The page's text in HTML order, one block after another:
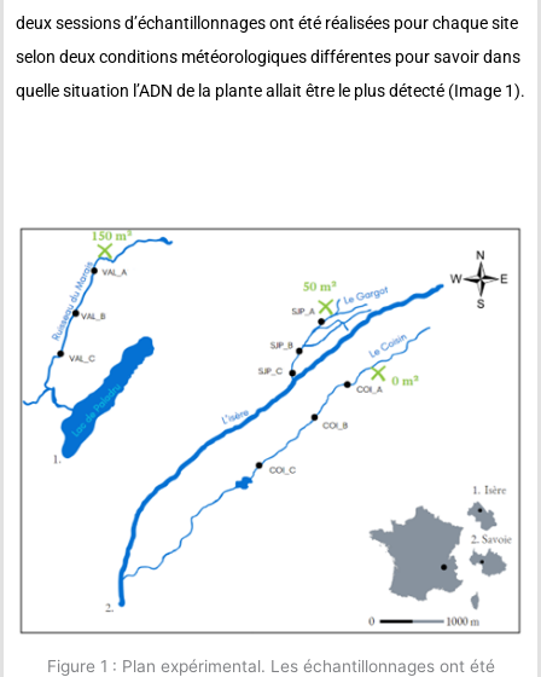
deux sessions d’échantillonnages ont été réalisées pour chaque site
selon deux conditions météorologiques différentes pour savoir dans
quelle situation l’ADN de la plante allait être le plus détecté (Image 1).
Figure 1 : Plan expérimental. Les échantillonnages ont été